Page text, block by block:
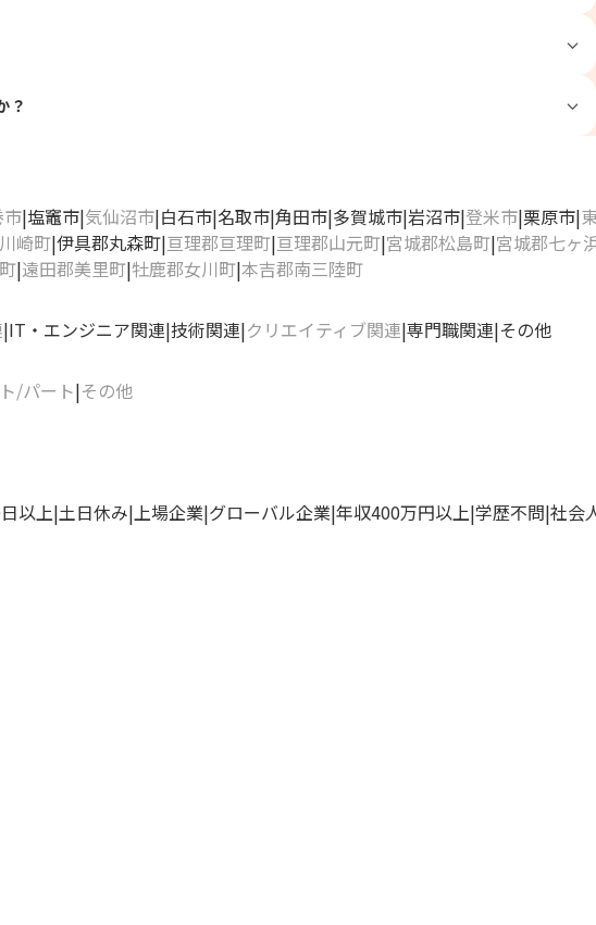
？
塩竈市 気仙沼市 白石市 名取市 角田市 多賀城市 岩沼市 登米市 栗原市
崎町 伊具郡丸森町 亘理郡亘理町 亘理郡山元町 宮城郡松島町 宮城郡七ヶ
遠田郡美里町 牡鹿郡女川町 本吉郡南三陸町
IT・エンジニア関連 技術関連 クリエイティブ関連 専門職関連 その他
/パート その他
以上 土日休み 上場企業 グローバル企業 年収400万円以上 学歴不問 社会